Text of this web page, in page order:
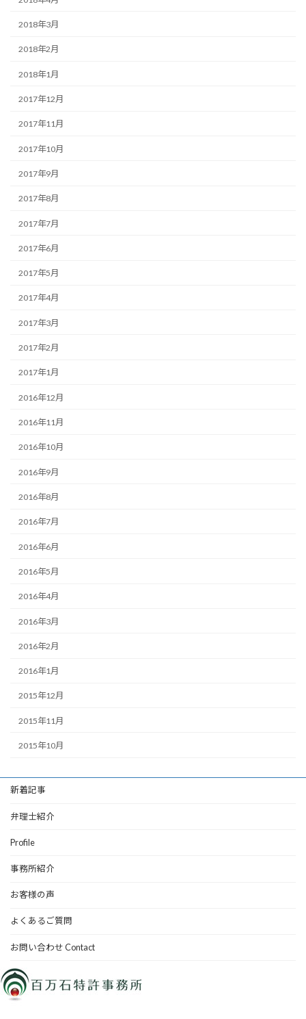
2018年3月
2018年2月
2018年1月
2017年12月
2017年11月
2017年10月
2017年9月
2017年8月
2017年7月
2017年6月
2017年5月
2017年4月
2017年3月
2017年2月
2017年1月
2016年12月
2016年11月
2016年10月
2016年9月
2016年8月
2016年7月
2016年6月
2016年5月
2016年4月
2016年3月
2016年2月
2016年1月
2015年12月
2015年11月
2015年10月
新着記事
弁理士紹介
Profile
事務所紹介
お客様の声
よくあるご質問
お問い合わせ Contact